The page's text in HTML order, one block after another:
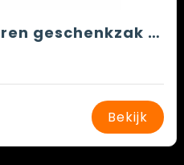
BAO LARGE - Papieren geschenkzak groot
Bekijk